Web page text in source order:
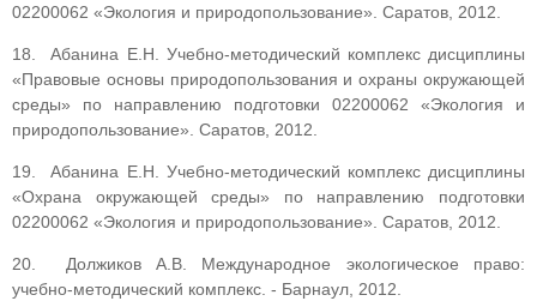
02200062 «Экология и природопользование». Саратов, 2012.
18. Абанина Е.Н. Учебно-методический комплекс дисциплины
«Правовые основы природопользования и охраны окружающей
среды» по направлению подготовки 02200062 «Экология и
природопользование». Саратов, 2012.
19. Абанина Е.Н. Учебно-методический комплекс дисциплины
«Охрана окружающей среды» по направлению подготовки
02200062 «Экология и природопользование». Саратов, 2012.
20. Должиков А.В. Международное экологическое право:
учебно-методический комплекс. - Барнаул, 2012.